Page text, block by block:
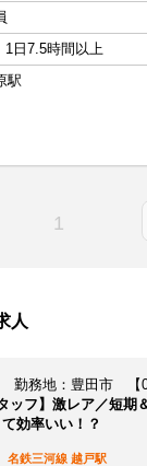
1日7.5時間以上
駅
1
人
勤務地：豊田市 【
ッフ】激レア／短期
効率いい！？
名鉄三河線 越戸駅